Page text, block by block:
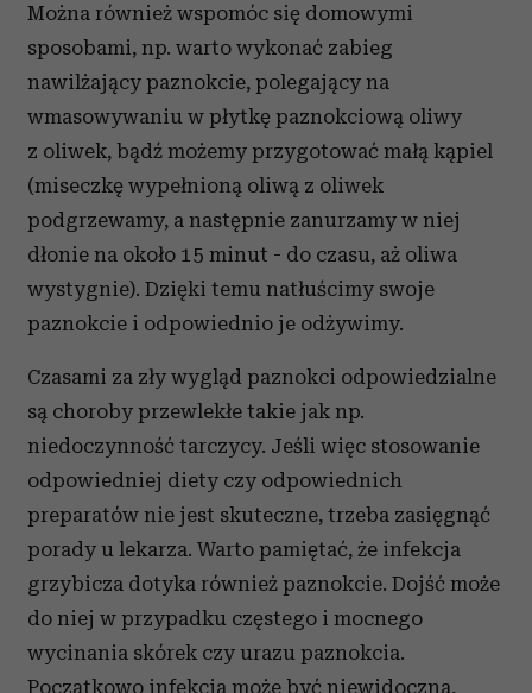
Można również wspomóc się domowymi
sposobami, np. warto wykonać zabieg
nawilżający paznokcie, polegający na
wmasowywaniu w płytkę paznokciową oliwy
z oliwek, bądź możemy przygotować małą kąpiel
(miseczkę wypełnioną oliwą z oliwek
podgrzewamy, a następnie zanurzamy w niej
dłonie na około 15 minut - do czasu, aż oliwa
wystygnie). Dzięki temu natłuścimy swoje
paznokcie i odpowiednio je odżywimy.
Czasami za zły wygląd paznokci odpowiedzialne
są choroby przewlekłe takie jak np.
niedoczynność tarczycy. Jeśli więc stosowanie
odpowiedniej diety czy odpowiednich
preparatów nie jest skuteczne, trzeba zasięgnąć
porady u lekarza. Warto pamiętać, że infekcja
grzybicza dotyka również paznokcie. Dojść może
do niej w przypadku częstego i mocnego
wycinania skórek czy urazu paznokcia.
Początkowo infekcja może być niewidoczna,